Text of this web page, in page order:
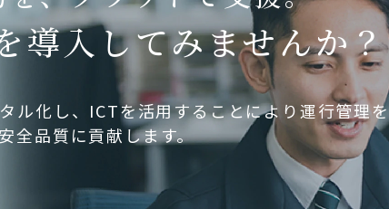
導入してみませんか？
ル化し、ICTを活用することにより運行管理を
全品質に貢献します。